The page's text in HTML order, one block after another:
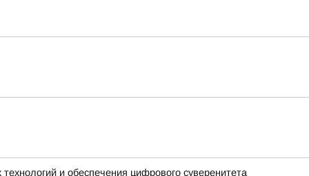
и обеспечения цифрового суверенитета